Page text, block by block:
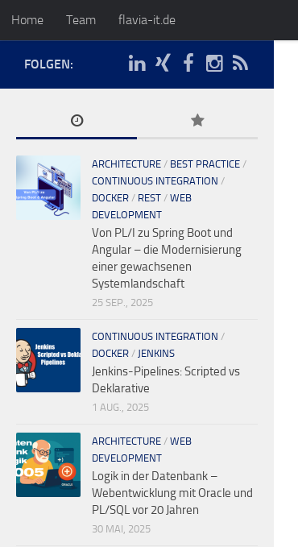
Home Team flavia-it.de
FOLGEN:
ARCHITECTURE / BEST PRACTICE /
CONTINUOUS INTEGRATION /
DOCKER / REST / WEB
DEVELOPMENT
Von PL/I zu Spring Boot und
Angular – die Modernisierung
einer gewachsenen
Systemlandschaft
25 SEP., 2025
CONTINUOUS INTEGRATION /
DOCKER / JENKINS
Jenkins-Pipelines: Scripted vs
Deklarative
1 AUG., 2025
ARCHITECTURE / WEB
DEVELOPMENT
Logik in der Datenbank –
Webentwicklung mit Oracle und
PL/SQL vor 20 Jahren
30 MAI, 2025